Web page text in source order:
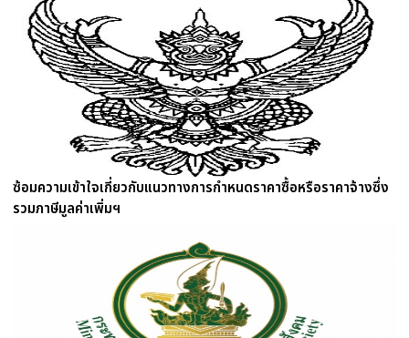
ซ้อมความเข้าใจเกี่ยวกับแนวทางการกำหนดราคาซื้อหรือราคาจ้างซึ่ง
รวมภาษีมูลค่าเพิ่มฯ